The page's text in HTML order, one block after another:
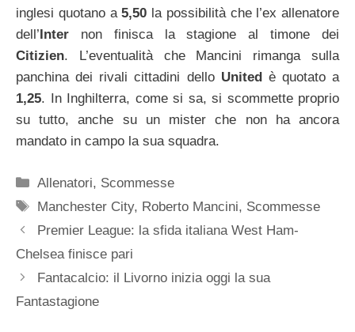
inglesi quotano a5,50 la possibilità che l’ex allenatore
dell’Inter non finisca la stagione al timone dei
Citizien. L’eventualità che Mancini rimanga sulla
panchina dei rivali cittadini dello Unitedè quotato a
1,25. In Inghilterra, come si sa, si scommette proprio
su tutto, anche su un mister che non ha ancora
mandato in campo la sua squadra.
Categorie
Allenatori, Scommesse
Tag
Manchester City, Roberto Mancini, Scommesse
Premier League: la sfida italiana West Ham-
Chelsea finisce pari
Fantacalcio: il Livorno inizia oggi la sua
Fantastagione